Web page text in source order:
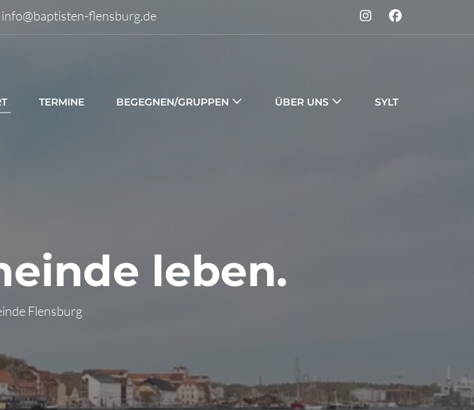
info@baptisten-flensburg.de
TERMINE BEGEGNEN/GRUPPEN ÜBER UNS SYLT
leben.
Flensburg